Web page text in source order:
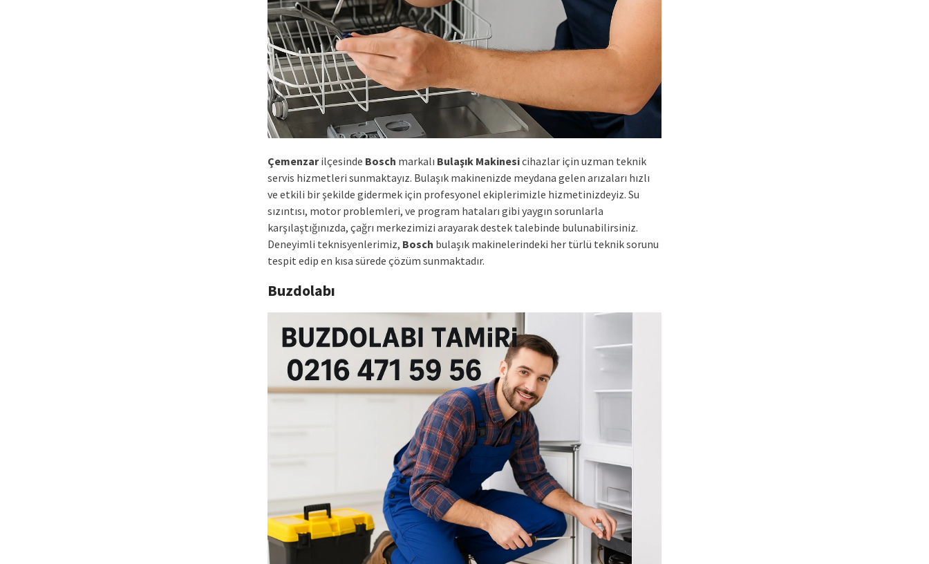
Çemenzarilçesinde Bosch markalı Bulaşık Makinesicihazlar için uzman teknik
servis hizmetleri sunmaktayız. Bulaşık makinenizde meydana gelen arızaları hızlı
ve etkili bir şekilde gidermek için profesyonel ekiplerimizle hizmetinizdeyiz. Su
sızıntısı, motor problemleri, ve program hataları gibi yaygın sorunlarla
karşılaştığınızda, çağrı merkezimizi arayarak destek talebinde bulunabilirsiniz.
Deneyimli teknisyenlerimiz, Bosch bulaşık makinelerindeki her türlü teknik sorunu
tespit edip en kısa sürede çözüm sunmaktadır.
Buzdolabı